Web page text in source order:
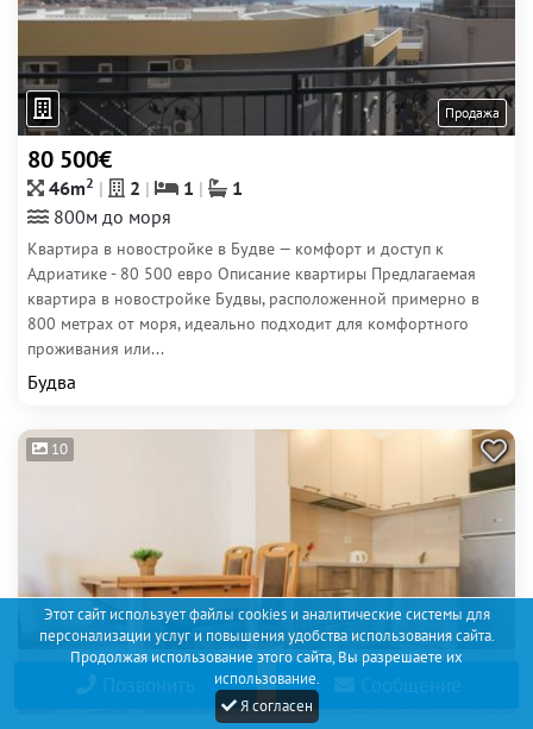
Этот сайт использует файлы cookies и аналитические системы для
персонализации услуг и повышения удобства использования сайта.
Продолжая использование этого сайта, Вы разрешаете их
использование.
Я согласен
Продажа
80 500€
46m2 2 1
1
800м до моря
Квартира в новостройке в Будве — комфорт и доступ к
Адриатике - 80 500 евро Описание квартиры Предлагаемая
квартира в новостройке Будвы, расположенной примерно в
800 метрах от моря, идеально подходит для комфортного
проживания или...
Будва
10
Продажа
Позвонить Сообщение